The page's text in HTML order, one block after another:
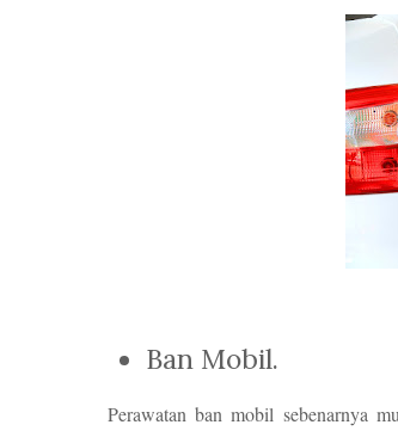
Ban Mobil.
Perawatan ban mobil sebenarnya